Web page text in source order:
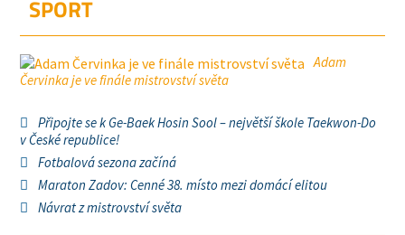
SPORT
Adam
Červinka je ve finále mistrovství světa
Připojte se k Ge-Baek Hosin Sool – největší škole Taekwon-Do
v České republice!
Fotbalová sezona začíná
Maraton Zadov: Cenné 38. místo mezi domácí elitou
Návrat z mistrovství světa